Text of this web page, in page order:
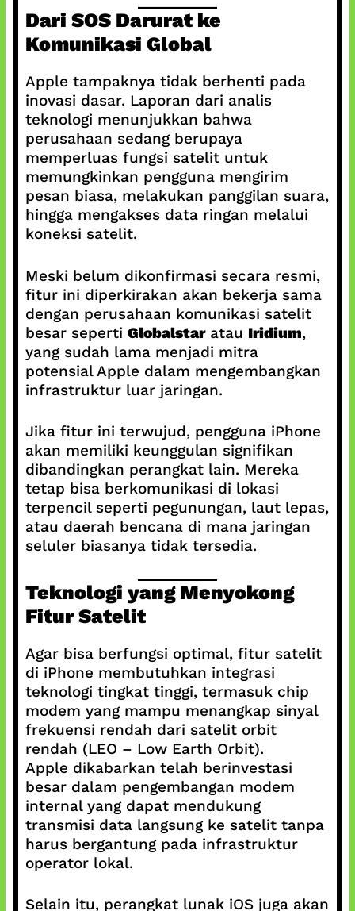
Dari SOS Darurat ke
Komunikasi Global
Apple tampaknya tidak berhenti pada
inovasi dasar. Laporan dari analis
teknologi menunjukkan bahwa
perusahaan sedang berupaya
memperluas fungsi satelit untuk
memungkinkan pengguna mengirim
pesan biasa, melakukan panggilan suara,
hingga mengakses data ringan melalui
koneksi satelit.
Meski belum dikonfirmasi secara resmi,
fitur ini diperkirakan akan bekerja sama
dengan perusahaan komunikasi satelit
besar seperti Globalstaratau Iridium,
yang sudah lama menjadi mitra
potensial Apple dalam mengembangkan
infrastruktur luar jaringan.
Jika fitur ini terwujud, pengguna iPhone
akan memiliki keunggulan signifikan
dibandingkan perangkat lain. Mereka
tetap bisa berkomunikasi di lokasi
terpencil seperti pegunungan, laut lepas,
atau daerah bencana di mana jaringan
seluler biasanya tidak tersedia.
Teknologi yang Menyokong
Fitur Satelit
Agar bisa berfungsi optimal, fitur satelit
di iPhone membutuhkan integrasi
teknologi tingkat tinggi, termasuk chip
modem yang mampu menangkap sinyal
frekuensi rendah dari satelit orbit
rendah (LEO – Low Earth Orbit).
Apple dikabarkan telah berinvestasi
besar dalam pengembangan modem
internal yang dapat mendukung
transmisi data langsung ke satelit tanpa
harus bergantung pada infrastruktur
operator lokal.
Selain itu, perangkat lunak iOS juga akan